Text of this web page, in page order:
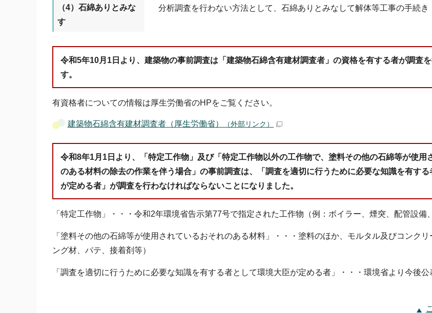
（4）石綿ありとみな
す
分析調査を行わない方法として、石綿ありとみなして解体等工事の手続き
令和5年10月1日より、建築物の事前調査は「建築物石綿含有建材調査者」の資格を有する者が調査
す。
有資格者についての情報は厚生労働省のHPをご覧ください。
建築物石綿含有建材調査者（厚生労働省） （外部リンク）
令和8年1月1日より、「特定工作物」及び「特定工作物以外の工作物で、塗料その他の石綿等が使用
のある材料の除去の作業を伴う場合」の事前調査は、「調査を適切に行うために必要な知識を有す
が定める者」が調査を行わなければならないことになりました。
「特定工作物」・・・令和2年環境省告示第77号で指定された工作物（例：ボイラー、煙突、配管設備
「塗料その他の石綿等が使用されているおそれのある材料」・・・塗料のほか、モルタル及びコンクリ
ング材、パテ、接着剤等）
「調査を適切に行うために必要な知識を有する者として環境大臣が定める者」・・・環境省より今後公